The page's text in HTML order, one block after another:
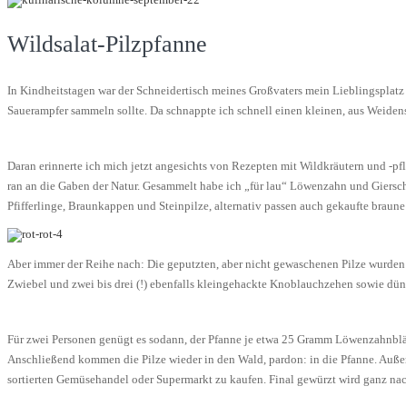
Wildsalat-Pilzpfanne
In Kindheitstagen war der Schneidertisch meines Großvaters mein
Sauerampfer sammeln sollte. Da schnappte ich schnell einen kleinen, aus
Daran erinnerte ich mich jetzt angesichts von Rezepten mit Wildkräutern und -
ran an die Gaben der Natur. Gesammelt habe ich „für lau“ Löwenzahn und
Pfifferlinge, Braunkappen und Steinpilze, alternativ passen auch gekaufte
Aber immer der Reihe nach: Die geputzten, aber nicht gewaschenen Pilze
Zwiebel und zwei bis drei (!) ebenfalls kleingehackte Knoblauchzehen sowie
Für zwei Personen genügt es sodann, der Pfanne je etwa 25 Gramm
Anschließend kommen die Pilze wieder in den Wald, pardon: in die Pfanne.
sortierten Gemüsehandel oder Supermarkt zu kaufen. Final gewürzt wird ganz